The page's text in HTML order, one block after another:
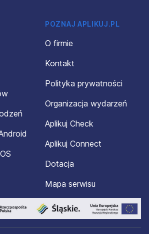
POZNAJ APLIKUJ.PL
O firmie
Kontakt
Polityka prywatności
Organizacja wydarzeń
Aplikuj Check
Aplikuj Connect
Dotacja
Mapa serwisu